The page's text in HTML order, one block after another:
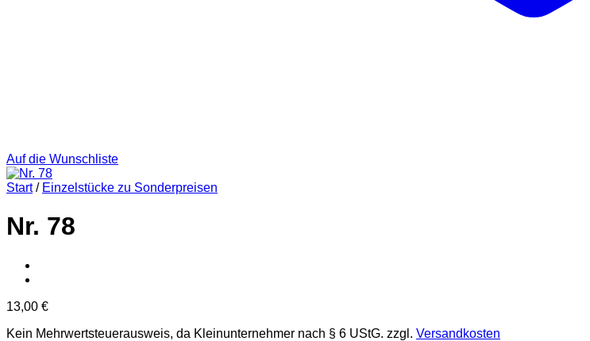
Auf die Wunschliste
Start / Einzelstücke zu Sonderpreisen
Nr. 78
13,00 €
Kein Mehrwertsteuerausweis, da Kleinunternehmer nach § 6 UStG. zzgl. Versandkosten